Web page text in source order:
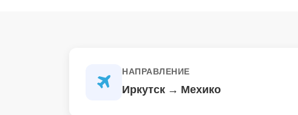
НАПРАВЛЕНИЕ
Иркутск → Мехико